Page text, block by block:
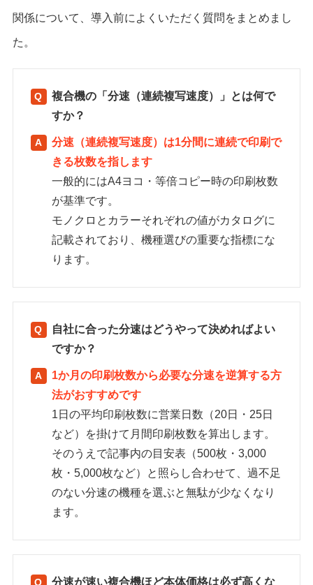
関係について、導入前によくいただく質問をまとめまし
た。
複合機の「分速（連続複写速度）」とは何で
すか？
分速（連続複写速度）は1分間に連続で印刷で
きる枚数を指します
一般的にはA4ヨコ・等倍コピー時の印刷枚数
が基準です。
モノクロとカラーそれぞれの値がカタログに
記載されており、機種選びの重要な指標にな
ります。
自社に合った分速はどうやって決めればよい
ですか？
1か月の印刷枚数から必要な分速を逆算する方
法がおすすめです
1日の平均印刷枚数に営業日数（20日・25日
など）を掛けて月間印刷枚数を算出します。
そのうえで記事内の目安表（500枚・3,000
枚・5,000枚など）と照らし合わせて、過不足
のない分速の機種を選ぶと無駄が少なくなり
ます。
分速が速い複合機ほど本体価格は必ず高くな